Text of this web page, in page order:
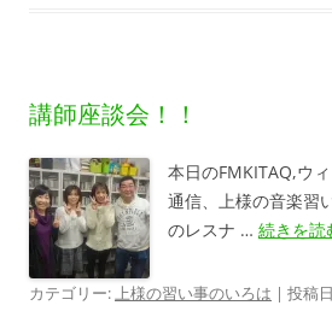
講師座談会！！
本日のFMKITAQ,ウ
通信、上様の音楽習
のレスナ … 続きを読
カテゴリー:上様の習い事のいろは | 投稿